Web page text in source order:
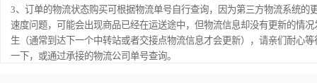
3、订单的物流状态购买可根据物流单号自行查询，因为第三方物流系统的
速度问题，可能会出现商品已经在运送途中，但物流信息却没有更新的情况
生（通常到达下一个中转站或者交接点物流信息才会更新），请亲们耐心等
一下，或通过承接的物流公司单号查询。